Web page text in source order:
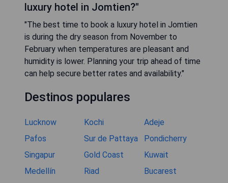
luxury hotel in Jomtien?"
"The best time to book a luxury hotel in Jomtien
is during the dry season from November to
February when temperatures are pleasant and
humidity is lower. Planning your trip ahead of time
can help secure better rates and availability."
Destinos populares
Lucknow Kochi
Adeje
Pafos
Sur de Pattaya
Pondicherry
Singapur
Gold Coast
Kuwait
Medellín
Riad
Bucarest